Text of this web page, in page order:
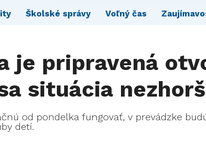
Školské správy Voľný čas
je pripravená
situácia
od pondelka fungovať, v prevádzke
detí.